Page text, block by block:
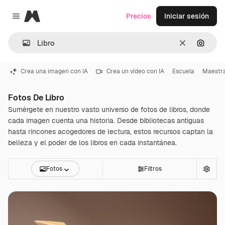
Close menu
Magnific
Borrar
Precios Iniciar sesión
Crea una imagen con IA Crea un vídeo con IA Escuela
Fotos De Libro
Sumérgete en nuestro vasto universo de fotos de libros, donde
cada imagen cuenta una historia. Desde bibliotecas antiguas
hasta rincones acogedores de lectura, estos recursos captan la
belleza y el poder de los libros en cada instantánea.
Fotos Filtros